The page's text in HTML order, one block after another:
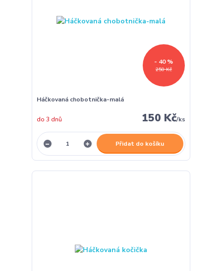
250 Kč
- 40 %
Háčkovaná chobotnička-malá
150 Kč/ks
do 3 dnů
Přidat do košíku